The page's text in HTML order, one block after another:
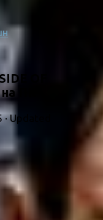
OF
ПК
· Updated